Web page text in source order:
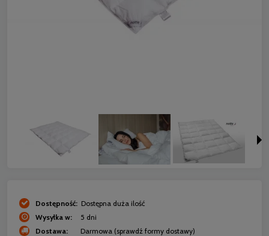
Dostępność: Dostępna duża ilość
Wysyłka w:
5 dni
Dostawa:
Darmowa (sprawdź formy dostawy)